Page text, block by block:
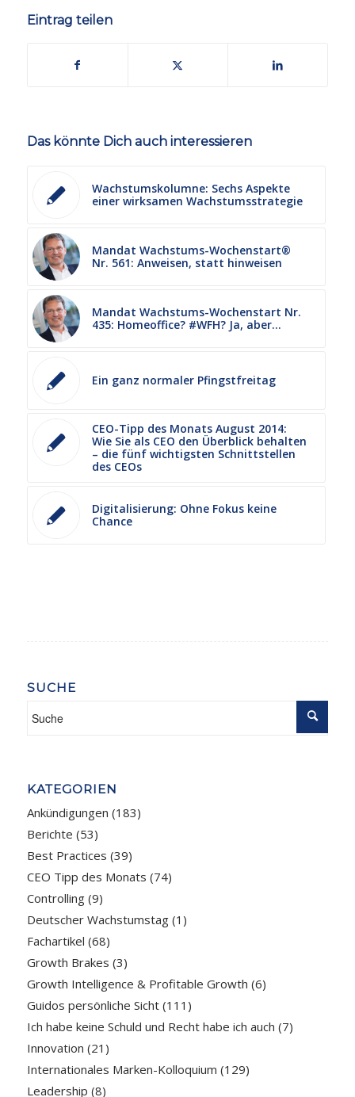
Eintrag teilen
Das könnte Dich auch interessieren
Wachstumskolumne: Sechs Aspekte
einer wirksamen Wachstumsstrategie
Mandat Wachstums-Wochenstart®
Nr. 561: Anweisen, statt hinweisen
Mandat Wachstums-Wochenstart Nr.
435: Homeoffice? #WFH? Ja, aber…
Ein ganz normaler Pfingstfreitag
CEO-Tipp des Monats August 2014:
Wie Sie als CEO den Überblick behalten
– die fünf wichtigsten Schnittstellen
des CEOs
Digitalisierung: Ohne Fokus keine
Chance
SUCHE
KATEGORIEN
Ankündigungen (183)
Berichte (53)
Best Practices (39)
CEO Tipp des Monats (74)
Controlling(9)
Deutscher Wachstumstag(1)
Fachartikel (68)
Growth Brakes (3)
Growth Intelligence & Profitable Growth (6)
Guidos persönliche Sicht(111)
Ich habe keine Schuld und Recht habe ich auch (7)
Innovation (21)
Internationales Marken-Kolloquium (129)
Leadership (8)